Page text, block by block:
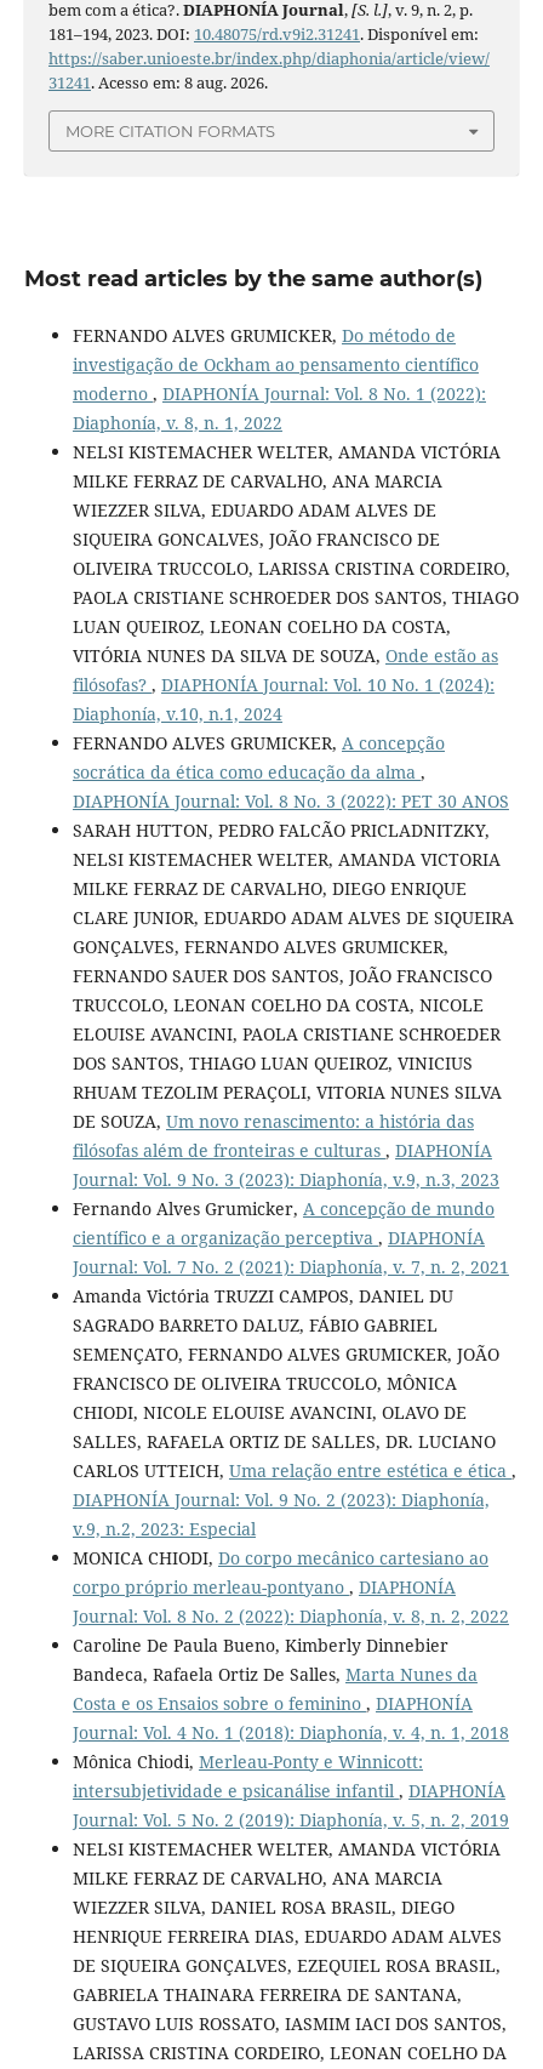
bem com a ética?.DIAPHONÍA Journal,[S. l.], v. 9, n. 2, p.
181–194, 2023. DOI: 10.48075/rd.v9i2.31241. Disponível em:
https://saber.unioeste.br/index.php/diaphonia/article/view/
31241. Acesso em: 8 aug. 2026.
MORE CITATION FORMATS
Most read articles by the same author(s)
FERNANDO ALVES GRUMICKER, Do método de
investigação de Ockham ao pensamento científico
moderno , DIAPHONÍA Journal: Vol. 8 No. 1 (2022):
Diaphonía, v. 8, n. 1, 2022
NELSI KISTEMACHER WELTER, AMANDA VICTÓRIA
MILKE FERRAZ DE CARVALHO, ANA MARCIA
WIEZZER SILVA, EDUARDO ADAM ALVES DE
SIQUEIRA GONCALVES, JOÃO FRANCISCO DE
OLIVEIRA TRUCCOLO, LARISSA CRISTINA CORDEIRO,
PAOLA CRISTIANE SCHROEDER DOS SANTOS, THIAGO
LUAN QUEIROZ, LEONAN COELHO DA COSTA,
VITÓRIA NUNES DA SILVA DE SOUZA, Onde estão as
filósofas? , DIAPHONÍA Journal: Vol. 10 No. 1 (2024):
Diaphonía, v.10, n.1, 2024
FERNANDO ALVES GRUMICKER, A concepção
socrática da ética como educação da alma ,
DIAPHONÍA Journal: Vol. 8 No. 3 (2022): PET 30 ANOS
SARAH HUTTON, PEDRO FALCÃO PRICLADNITZKY,
NELSI KISTEMACHER WELTER, AMANDA VICTORIA
MILKE FERRAZ DE CARVALHO, DIEGO ENRIQUE
CLARE JUNIOR, EDUARDO ADAM ALVES DE SIQUEIRA
GONÇALVES, FERNANDO ALVES GRUMICKER,
FERNANDO SAUER DOS SANTOS, JOÃO FRANCISCO
TRUCCOLO, LEONAN COELHO DA COSTA, NICOLE
ELOUISE AVANCINI, PAOLA CRISTIANE SCHROEDER
DOS SANTOS, THIAGO LUAN QUEIROZ, VINICIUS
RHUAM TEZOLIM PERAÇOLI, VITORIA NUNES SILVA
DE SOUZA, Um novo renascimento: a história das
filósofas além de fronteiras e culturas , DIAPHONÍA
Journal: Vol. 9 No. 3 (2023): Diaphonía, v.9, n.3, 2023
Fernando Alves Grumicker, A concepção de mundo
científico e a organização perceptiva , DIAPHONÍA
Journal: Vol. 7 No. 2 (2021): Diaphonía, v. 7, n. 2, 2021
Amanda Victória TRUZZI CAMPOS, DANIEL DU
SAGRADO BARRETO DALUZ, FÁBIO GABRIEL
SEMENÇATO, FERNANDO ALVES GRUMICKER, JOÃO
FRANCISCO DE OLIVEIRA TRUCCOLO, MÔNICA
CHIODI, NICOLE ELOUISE AVANCINI, OLAVO DE
SALLES, RAFAELA ORTIZ DE SALLES, DR. LUCIANO
CARLOS UTTEICH, Uma relação entre estética e ética ,
DIAPHONÍA Journal: Vol. 9 No. 2 (2023): Diaphonía,
v.9, n.2, 2023: Especial
MONICA CHIODI, Do corpo mecânico cartesiano ao
corpo próprio merleau-pontyano , DIAPHONÍA
Journal: Vol. 8 No. 2 (2022): Diaphonía, v. 8, n. 2, 2022
Caroline De Paula Bueno, Kimberly Dinnebier
Bandeca, Rafaela Ortiz De Salles, Marta Nunes da
Costa e os Ensaios sobre o feminino , DIAPHONÍA
Journal: Vol. 4 No. 1 (2018): Diaphonía, v. 4, n. 1, 2018
Mônica Chiodi, Merleau-Ponty e Winnicott:
intersubjetividade e psicanálise infantil , DIAPHONÍA
Journal: Vol. 5 No. 2 (2019): Diaphonía, v. 5, n. 2, 2019
NELSI KISTEMACHER WELTER, AMANDA VICTÓRIA
MILKE FERRAZ DE CARVALHO, ANA MARCIA
WIEZZER SILVA, DANIEL ROSA BRASIL, DIEGO
HENRIQUE FERREIRA DIAS, EDUARDO ADAM ALVES
DE SIQUEIRA GONÇALVES, EZEQUIEL ROSA BRASIL,
GABRIELA THAINARA FERREIRA DE SANTANA,
GUSTAVO LUIS ROSSATO, IASMIM IACI DOS SANTOS,
LARISSA CRISTINA CORDEIRO, LEONAN COELHO DA